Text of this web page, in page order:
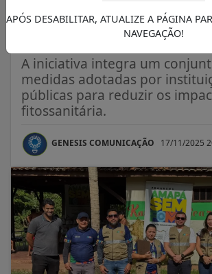
comunidades
Pedra Branca do
A iniciativa integra um
medidas adotadas por
públicas para reduzir os
fitossanitária.
GENESIS COMUNICAÇÃO 17/11/2025
APÓS DESABILITAR, ATUALIZE A PÁGINA
NAVEGAÇÃO!